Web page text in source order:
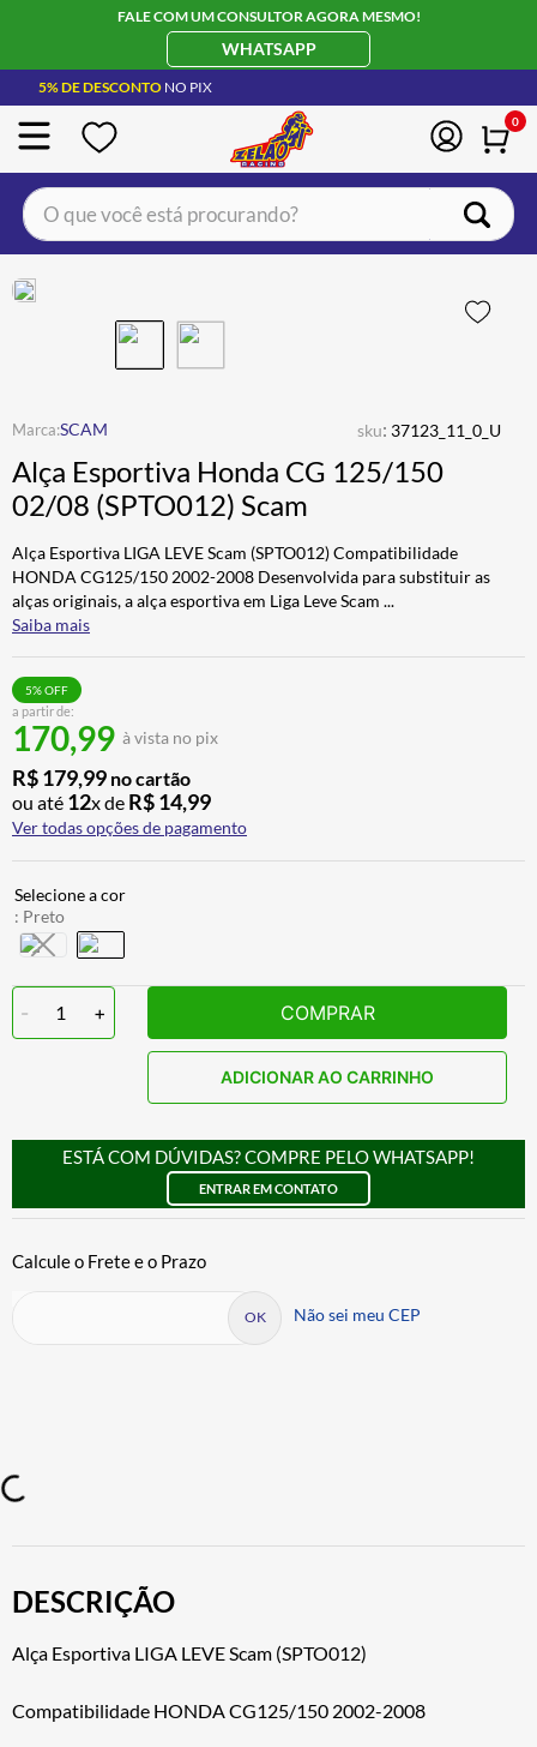
FALE COM UM CONSULTOR AGORA MESMO!
WHATSAPP
5% DE DESCONTO NO PIX
0
O que você está procurando?
SCAM sku: 37123_11_0_U
Alça Esportiva Honda CG 125/150
02/08 (SPTO012) Scam
Alça Esportiva LIGA LEVE Scam (SPTO012) Compatibilidade
HONDA CG125/150 2002-2008 Desenvolvida para substituir as
alças originais, a alça esportiva em Liga Leve Scam ...
Saiba mais
a partir de:
170,99 à vista no pix
5% OFF
R$179,99 no cartão
ou até 12x de R$14,99
Ver todas opções de pagamento
: Preto
- 1 + COMPRAR
ADICIONAR AO CARRINHO
ESTÁ COM DÚVIDAS? COMPRE PELO WHATSAPP!
ENTRAR EM CONTATO
Não sei meu CEP
DESCRIÇÃO
Alça Esportiva LIGA LEVE Scam (SPTO012)
Compatibilidade HONDA CG125/150 2002-2008
BOTA
4º ÓCULOS SOLAR
5º LUVA
6º BAU
7º ALPINESTAR
8º AIROH
9º CALÇA
10º